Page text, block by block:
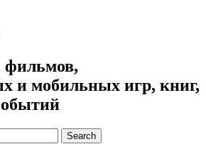
фильмов,
и мобильных игр, книг,